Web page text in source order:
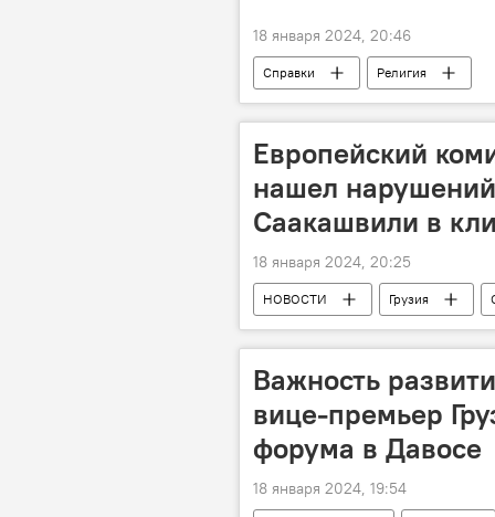
18 января 2024, 20:46
Справки Религия
Европейский
нашел
Саакашвили в
18 января 2024, 20:25
НОВОСТИ Грузия
Тбилисский городской суд
Важность
вице-премьер
форума в Давосе
18 января 2024, 19:54